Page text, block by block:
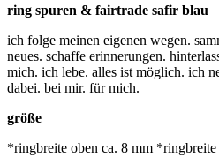
ring spuren & fairtrade safir blau
ich folge meinen eigenen wegen.
neues. schaffe erinnerungen.
mich. ich lebe. alles ist möglich. ich
dabei. bei mir. für mich.
größe
*ringbreite oben ca. 8 mm *ringbreite